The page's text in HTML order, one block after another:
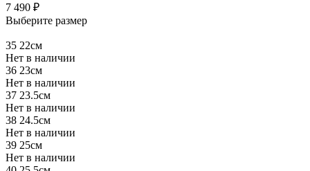
7 490 ₽
Выберите размер
35 22см
Нет в наличии
36 23см
Нет в наличии
37 23.5см
Нет в наличии
38 24.5см
Нет в наличии
39 25см
Нет в наличии